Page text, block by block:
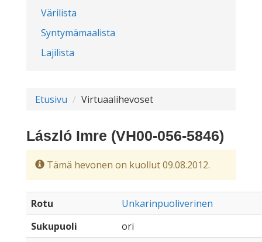
Värilista
Syntymämaalista
Lajilista
Etusivu Virtuaalihevoset
László Imre (VH00-056-5846)
Tämä hevonen on kuollut 09.08.2012.
Rotu
Unkarinpuoliverinen
Sukupuoli
ori